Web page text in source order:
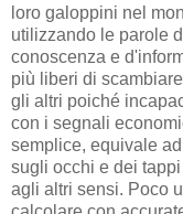
loro galoppini nel
utilizzando le parole
conoscenza e
più liberi di
gli altri poiché
con i segnali
semplice, equivale
sugli occhi e dei
agli altri sensi. Poco